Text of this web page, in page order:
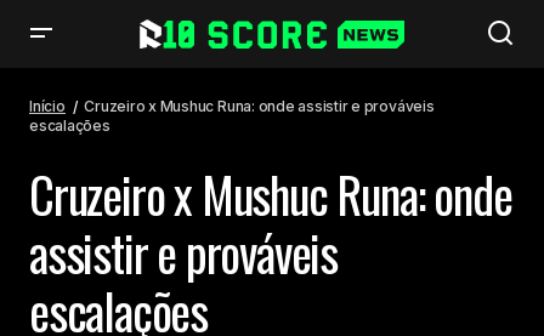
Início
Cruzeiro x Mushuc Runa: onde assistir e prováveis
escalações
Cruzeiro x Mushuc Runa: onde
assistir e prováveis
escalações